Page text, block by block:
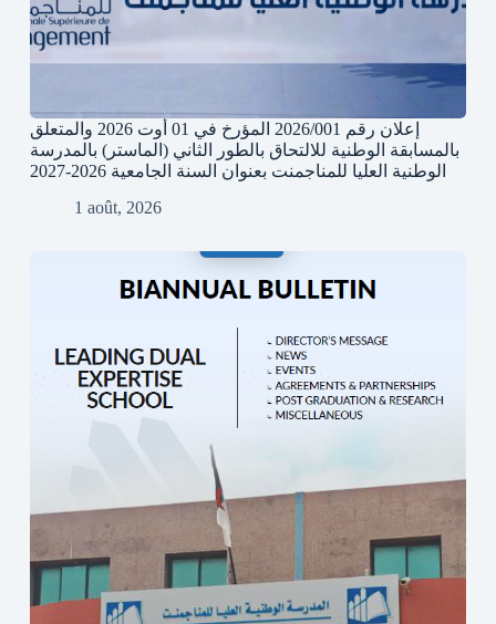
إعلان رقم 2026/001 المؤرخ في 01 أوت 2026 والمتعلق
بالمسابقة الوطنية للالتحاق بالطور الثاني (الماستر) بالمدرسة
الوطنية العليا للمناجمنت بعنوان السنة الجامعية 2026-2027
1 août, 2026